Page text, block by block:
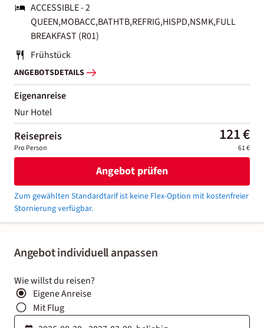
Angebot individuell anpassen
Wie willst du reisen?
Eigene Anreise
Mit Flug
ACCESSIBLE - 2
QUEEN,MOBACC,BATHTB,REFRIG,HISPD,NSMK,FULL
BREAKFAST (R01)
Frühstück
ANGEBOTSDETAILS
Eigenanreise
Nur Hotel
Reisepreis 121 €
Pro Person 61 €
Angebot prüfen
Zum gewählten Standardtarif ist keine Flex-Option mit kostenfreier
Stornierung verfügbar.